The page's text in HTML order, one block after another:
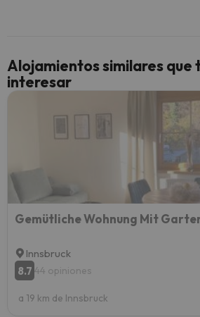
Alojamientos similares que
interesar
Gemütliche Wohnung Mit
Innsbruck
8.7 44 opiniones
a 19 km de Innsbruck